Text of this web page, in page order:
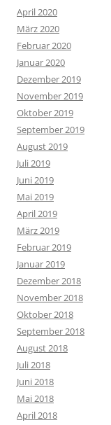
April 2020
März 2020
Februar 2020
Januar 2020
Dezember 2019
November 2019
Oktober 2019
September 2019
August 2019
Juli 2019
Juni 2019
Mai 2019
April 2019
März 2019
Februar 2019
Januar 2019
Dezember 2018
November 2018
Oktober 2018
September 2018
August 2018
Juli 2018
Juni 2018
Mai 2018
April 2018